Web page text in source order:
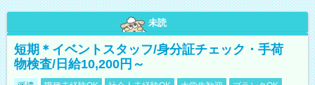
未読
短期＊イベントスタッフ/身分証チェック・手荷
物検査/日給10,200円～